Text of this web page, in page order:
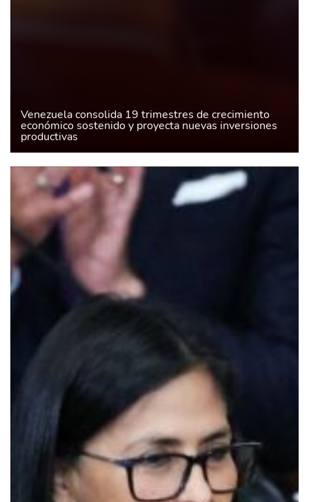
Venezuela consolida 19 trimestres de crecimiento
económico sostenido y proyecta nuevas inversiones
productivas